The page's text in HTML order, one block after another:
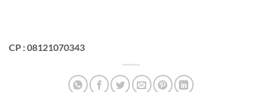
CP : 08121070343